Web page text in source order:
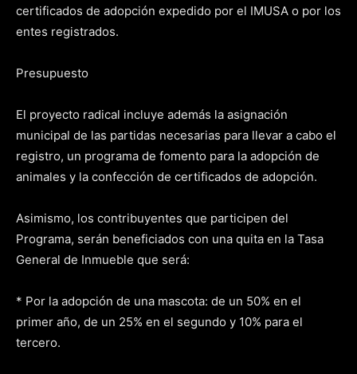
certificados de adopción expedido por el IMUSA o por los
entes registrados.
Presupuesto
El proyecto radical incluye además la asignación
municipal de las partidas necesarias para llevar a cabo el
registro, un programa de fomento para la adopción de
animales y la confección de certificados de adopción.
Asimismo, los contribuyentes que participen del
Programa, serán beneficiados con una quita en la Tasa
General de Inmueble que será:
* Por la adopción de una mascota: de un 50% en el
primer año, de un 25% en el segundo y 10% para el
tercero.